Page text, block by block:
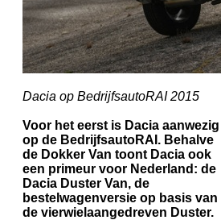
Dacia op BedrijfsautoRAI 2015
Voor het eerst is Dacia aanwezig
op de BedrijfsautoRAI. Behalve
de Dokker Van toont Dacia ook
een primeur voor Nederland: de
Dacia Duster Van, de
bestelwagenversie op basis van
de vierwielaangedreven Duster.